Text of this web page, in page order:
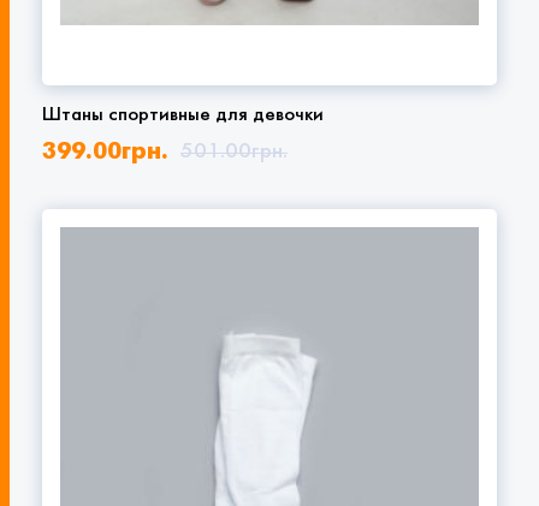
Штаны спортивные для девочки
501.00грн.
399.00грн.